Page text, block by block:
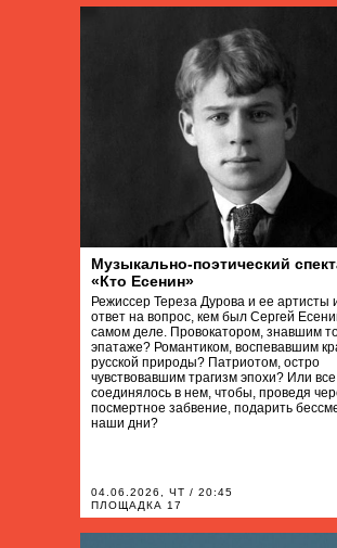
Музыкально-поэтический
«Кто Есенин»
Режиссер Тереза Дурова и ее артисты
ответ на вопрос, кем был Сергей
самом деле. Провокатором, знавшим
эпатаже? Романтиком, воспевавшим
русской природы? Патриотом, остро
чувствовавшим трагизм эпохи? Или
соединялось в нем, чтобы, проведя
посмертное забвение, подарить
наши дни?
04.06.2026, ЧТ / 20:45
ПЛОЩАДКА 17